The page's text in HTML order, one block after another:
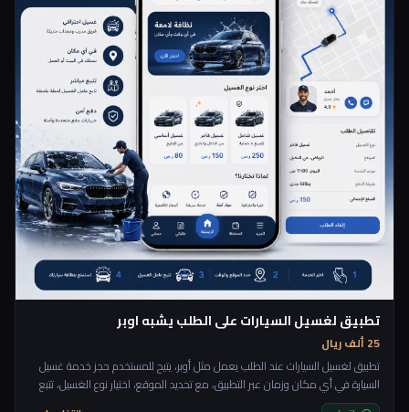
تطبيق لغسيل السيارات على الطلب يشبه اوبر
25 ألف ريال
تطبيق لغسيل السيارات عند الطلب يعمل مثل أوبر، يتيح للمستخدم حجز خدمة غسيل
السيارة في أي مكان وزمان عبر التطبيق، مع تحديد الموقع، اختيار نوع الغسيل، تتبع
مقدم الخدمة مباشرة، والدفع إلكترونياً. الهدف هو توفير تجربة سريعة ومريحة دون